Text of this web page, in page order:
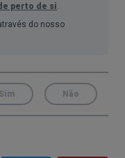
frutose no
na idade adulta e
perto de si
do nosso
Sim Não